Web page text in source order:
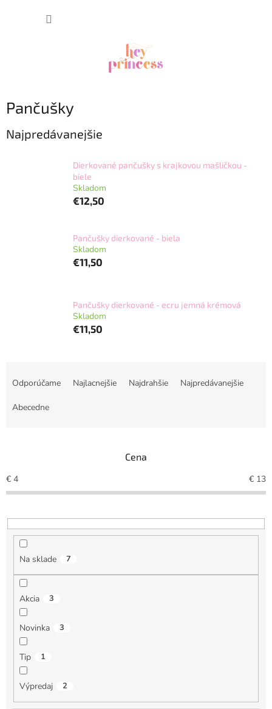
Pančušky
Najpredávanejšie
Dierkované pančušky s krajkovou mašličkou -
biele
Skladom
€12,50
Pančušky dierkované - biela
Skladom
€11,50
Pančušky dierkované - ecru jemná krémová
Skladom
€11,50
r
o
u
k
Odporúčame Najlacnejšie Najdrahšie Najpredávanejšie
Abecedne
Cena
€ 4 € 13
Na sklade 7
Akcia 3
Novinka 3
Tip 1
Výpredaj 2